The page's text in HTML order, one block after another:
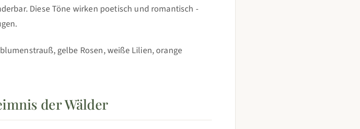
Diese Töne wirken poetisch und romantisch -
gelbe Rosen, weiße Lilien, orange
der Wälder